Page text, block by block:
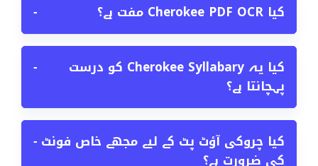
کیا Cherokee PDF OCR مفت ہے؟ −
کیا یہ Cherokee Syllabary کو درست
پہچانتا ہے؟
−
کیا چروکی آؤٹ پٹ کے لیے مجھے خاص فونٹ
کی ضرورت ہے؟
−